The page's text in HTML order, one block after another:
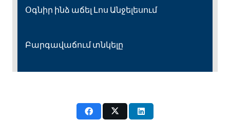
Օգնիր ինձ աճել Լոս Անջելեսում
Բարգավաճում տնկելը